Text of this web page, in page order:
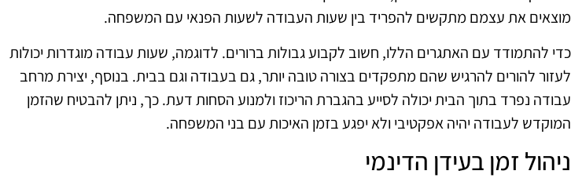
מוצאים את עצמם מתקשים להפריד בין שעות העבודה לשעות הפנאי עם המשפחה.
כדי להתמודד עם האתגרים הללו, חשוב לקבוע גבולות ברורים. לדוגמה, שעות עבודה מוגדרות יכולות
לעזור להורים להרגיש שהם מתפקדים בצורה טובה יותר, גם בעבודה וגם בבית. בנוסף, יצירת מרחב
עבודה נפרד בתוך הבית יכולה לסייע בהגברת הריכוז ולמנוע הסחות דעת. כך, ניתן להבטיח שהזמן
המוקדש לעבודה יהיה אפקטיבי ולא יפגע בזמן האיכות עם בני המשפחה.
ניהול זמן בעידן הדינמי